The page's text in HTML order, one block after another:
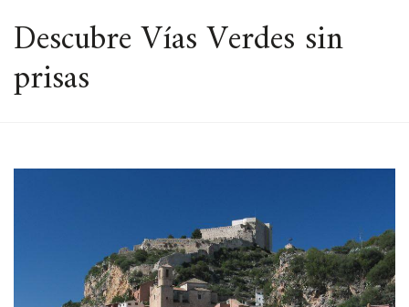
ESPACIO
Descubre Vías Verdes sin
prisas